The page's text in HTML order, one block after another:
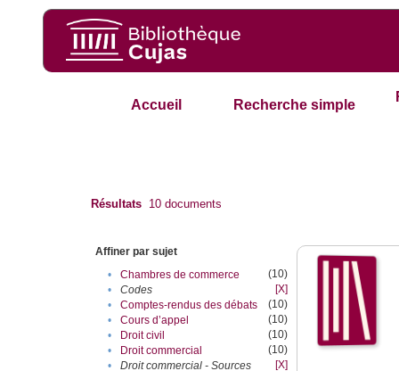
Accueil Recherche simple
Résultats 10 documents
Affiner par sujet
•
Chambres de commerce
(10)
•
Codes
[X]
•
Comptes-rendus des débats
(10)
•
Cours d’appel
(10)
•
Droit civil
(10)
•
Droit commercial
(10)
•
Droit commercial - Sources
[X]